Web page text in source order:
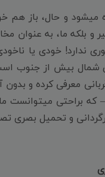
و حال، باز هم
و بلکه ما، به عنوان
ندارد! خودی یا
شمال بیش از جنوب
معرفی کرده و
براحتی میتوانست
و تحمیل